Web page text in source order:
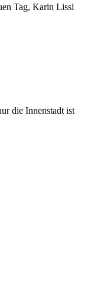
Tag, Karin Lissi
die Innenstadt ist